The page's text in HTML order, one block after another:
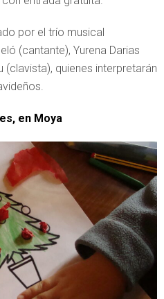
por el trío musical
(cantante), Yurena Darias
(clavista), quienes interpretarán
en Moya